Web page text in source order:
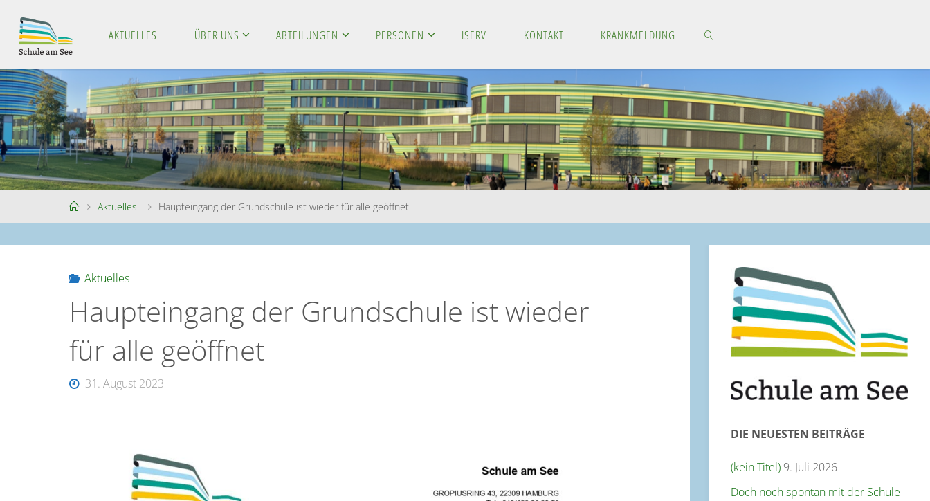
content
CH
ULE
AM
SEE
AKTUELLES ÜBER UNS ABTEILUNGEN PERSONEN ISERV KONTAKT KRANKMELDUNG
SEARCH
HomeAktuelles Haupteingang der Grundschule ist wieder für alle geöffnet
Aktuelles
Haupteingang der Grundschule ist wieder
für alle geöffnet
31. August 2023
DIE NEUESTEN BEITRÄGE
(kein Titel) 9. Juli 2026
Doch noch spontan mit der Schule